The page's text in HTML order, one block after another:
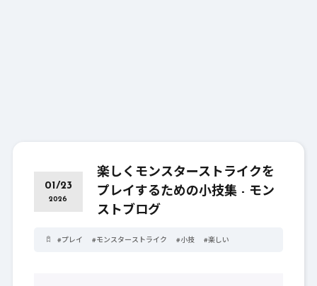
01/23
2026
楽しくモンスターストライクを
プレイするための小技集 - モン
ストブログ
#プレイ #モンスターストライク #小技 #楽しい